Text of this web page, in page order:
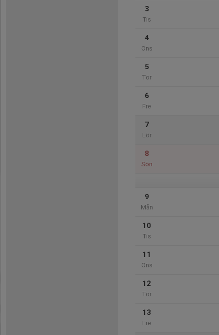
3
Tis
4
Ons
5
Tor
6
Fre
7
Lör
8
Sön
9
Mån
10
Tis
11
Ons
12
Tor
13
Fre